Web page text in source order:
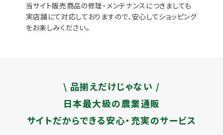
当サイト販売商品の修理・メンテナンスにつきましても
実店舗にて対応しておりますので、安心してショッピング
をお楽しみください。
\ 品揃えだけじゃない /
日本最大級の農業通販
サイトだからできる安心・充実のサービス